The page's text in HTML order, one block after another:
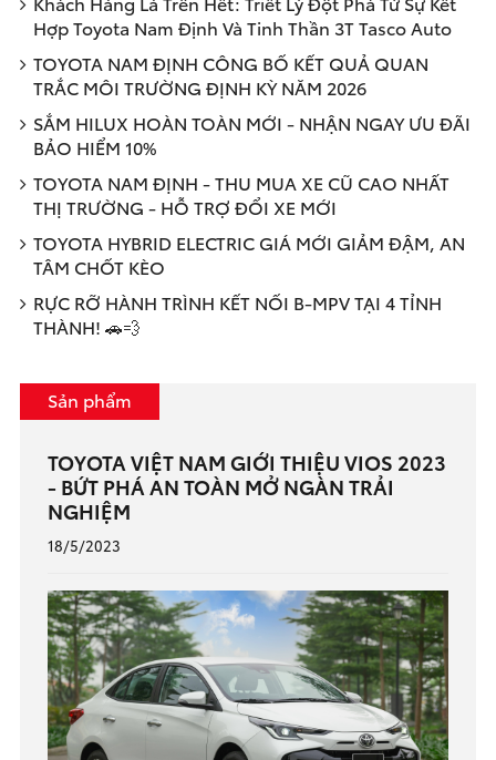
Hợp Toyota Nam Định Và Tinh Thần 3T Tasco Auto
TOYOTA NAM ĐỊNH CÔNG BỐ KẾT QUẢ QUAN
TRẮC MÔI TRƯỜNG ĐỊNH KỲ NĂM 2026
SẮM HILUX HOÀN TOÀN MỚI - NHẬN NGAY ƯU ĐÃI
BẢO HIỂM 10%
TOYOTA NAM ĐỊNH - THU MUA XE CŨ CAO NHẤT
THỊ TRƯỜNG - HỖ TRỢ ĐỔI XE MỚI
TOYOTA HYBRID ELECTRIC GIÁ MỚI GIẢM ĐẬM, AN
TÂM CHỐT KÈO
RỰC RỠ HÀNH TRÌNH KẾT NỐI B-MPV TẠI 4 TỈNH
THÀNH! 🚗💨
Sản phẩm
TOYOTA VIỆT NAM GIỚI THIỆU VIOS 2023
- BỨT PHÁ AN TOÀN MỞ NGÀN TRẢI
NGHIỆM
18/5/2023